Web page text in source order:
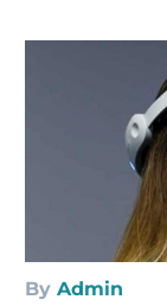
By Admin